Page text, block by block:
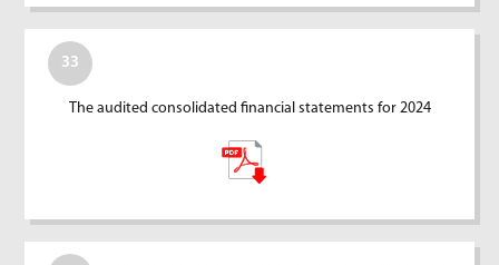
33
The audited consolidated financial statements for 2024